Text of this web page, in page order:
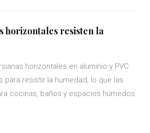
horizontales resisten la
horizontales en aluminio y PVC
para resistir la humedad, lo que las
cocinas, baños y espacios húmedos.